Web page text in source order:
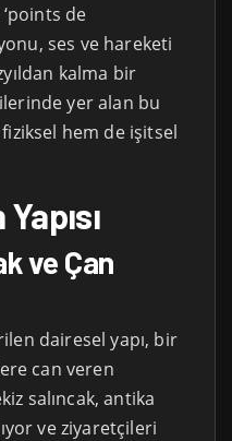
de
ses ve hareketi
kalma bir
yer alan bu
hem de işitsel
ve Çan
dairesel yapı, bir
can veren
salıncak, antika
ve ziyaretçileri